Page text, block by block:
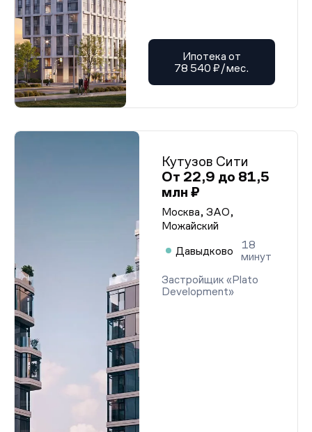
Ипотека от
78 540 ₽/мес.
Кутузов Сити
От 22,9 до 81,5
млн ₽
Москва, ЗАО,
Можайский
Давыдково
18
минут
Застройщик «Plato
Development»